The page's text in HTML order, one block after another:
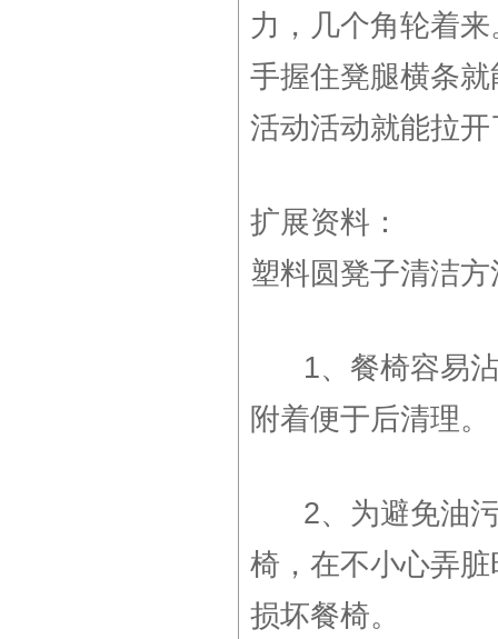
力，几个角轮着
手握住凳腿横条
活动活动就能拉开
扩展资料：
塑料圆凳子清洁方
1、餐椅容易沾
附着便于后清理。
2、为避免油污
椅，在不小心弄
损坏餐椅。